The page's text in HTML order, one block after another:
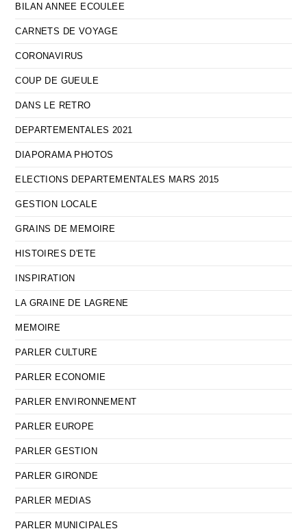
BILAN ANNEE ECOULEE
CARNETS DE VOYAGE
CORONAVIRUS
COUP DE GUEULE
DANS LE RETRO
DEPARTEMENTALES 2021
DIAPORAMA PHOTOS
ELECTIONS DEPARTEMENTALES MARS 2015
GESTION LOCALE
GRAINS DE MEMOIRE
HISTOIRES D'ETE
INSPIRATION
LA GRAINE DE LAGRENE
MEMOIRE
PARLER CULTURE
PARLER ECONOMIE
PARLER ENVIRONNEMENT
PARLER EUROPE
PARLER GESTION
PARLER GIRONDE
PARLER MEDIAS
PARLER MUNICIPALES